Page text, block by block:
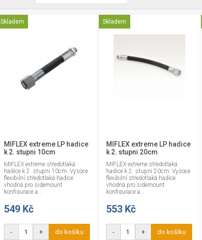
Skladem
MIFLEX extreme LP hadice
k 2. stupni 10cm
MIFLEX extreme středotlaká
hadice k 2. stupni 10cm. Vysoce
flexibilní středotlaká hadice
vhodná pro sidemount
konfigurace a...
549 Kč
- + do košíku
Skladem
MIFLEX extreme LP hadice
k 2. stupni 20cm
MIFLEX extreme středotlaká
hadice k 2. stupni 20cm. Vysoce
flexibilní středotlaká hadice
vhodná pro sidemount
konfigurace a...
553 Kč
- + do košíku